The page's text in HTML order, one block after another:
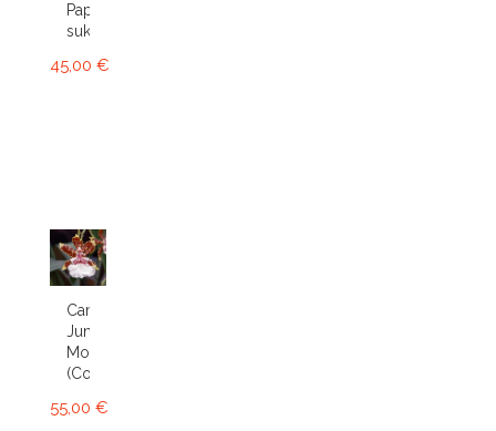
Paphiopedilum
sukhakulii
45,00 €
Cambria
Jungle
Monarch
(Colm.)
55,00 €